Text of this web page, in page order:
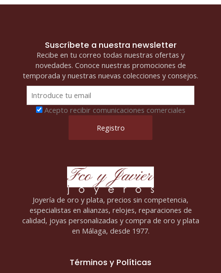
Suscríbete a nuestra newsletter
Recibe en tu correo todas nuestras ofertas y
novedades. Conoce nuestras promociones de
temporada y nuestras nuevas colecciones y consejos.
Acepto recibir comunicaciones comerciales
Joyería de oro y plata, precios sin competencia,
especialistas en alianzas, relojes, reparaciones de
calidad, joyas personalizadas y compra de oro y plata
en Málaga, desde 1977.
Términos y Políticas